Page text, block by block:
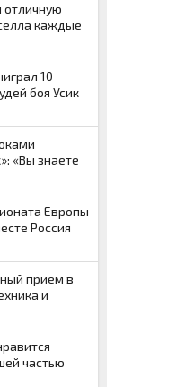
отличную
каждые
10
боя Усик
«Вы знаете
Европы
Россия
прием в
и
частью